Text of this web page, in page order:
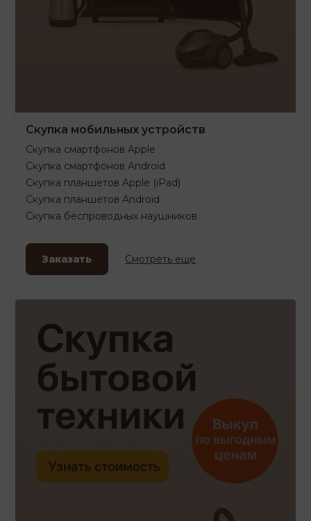
Скупка мобильных устройств
Скупка смартфонов Apple
Скупка смартфонов Android
Скупка планшетов Apple (iPad)
Скупка планшетов Android
Скупка беспроводных наушников
Заказать Смотреть еще